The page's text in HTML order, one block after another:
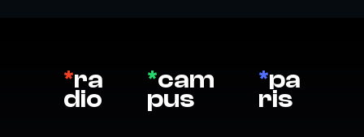
*ra
dio
*cam
pus
*pa
ris